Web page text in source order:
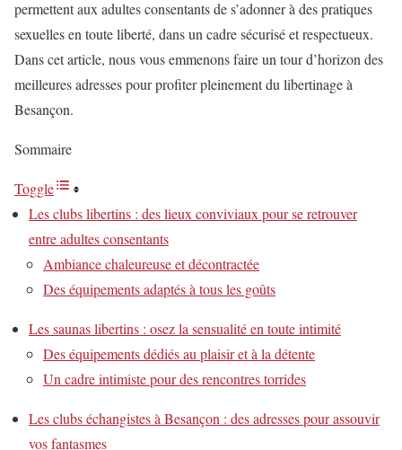
permettent aux adultes consentants de s’adonner à des pratiques
sexuelles en toute liberté, dans un cadre sécurisé et respectueux.
Dans cet article, nous vous emmenons faire un tour d’horizon des
meilleures adresses pour profiter pleinement du libertinage à
Besançon.
Sommaire
Toggle
Les clubs libertins : des lieux conviviaux pour se retrouver
entre adultes consentants
Ambiance chaleureuse et décontractée
Des équipements adaptés à tous les goûts
Les saunas libertins : osez la sensualité en toute intimité
Des équipements dédiés au plaisir et à la détente
Un cadre intimiste pour des rencontres torrides
Les clubs échangistes à Besançon : des adresses pour assouvir
vos fantasmes